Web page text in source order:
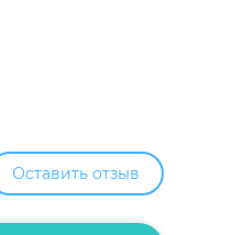
Оставить отзыв